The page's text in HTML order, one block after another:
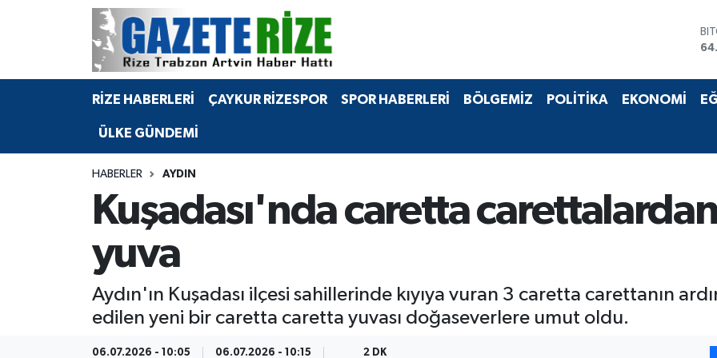
RİZE HABERLERİ ÇAYKUR RİZESPOR SPOR HABERLERİ BÖLGEMİZ POLİTİKA EKONOMİ
ÜLKE GÜNDEMİ
HABERLER AYDIN
Kuşadası'nda caretta
yuva
Aydın'ın Kuşadası ilçesi sahillerinde kıyıya vuran 3 caretta carettanın
edilen yeni bir caretta caretta yuvası doğaseverlere umut oldu.
06.07.2026 - 10:05 06.07.2026 - 10:15 2 DK
BÖLGEMİZ
Bilim Teknoloji
Advertising news
Canlı Maç
Merkez Nöbetçi Eczaneler
Merkez Hava Durumu
Merkez Trafik Yoğunluk Haritası
Tüm Manşetler
Son Dakika Haberleri
Haber Arşivi